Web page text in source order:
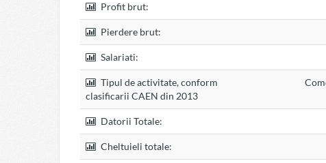
Profit brut:
Pierdere brut:
Salariati:
Tipul de activitate, conform
clasificarii CAEN din 2013
Datorii Totale:
Cheltuieli totale: